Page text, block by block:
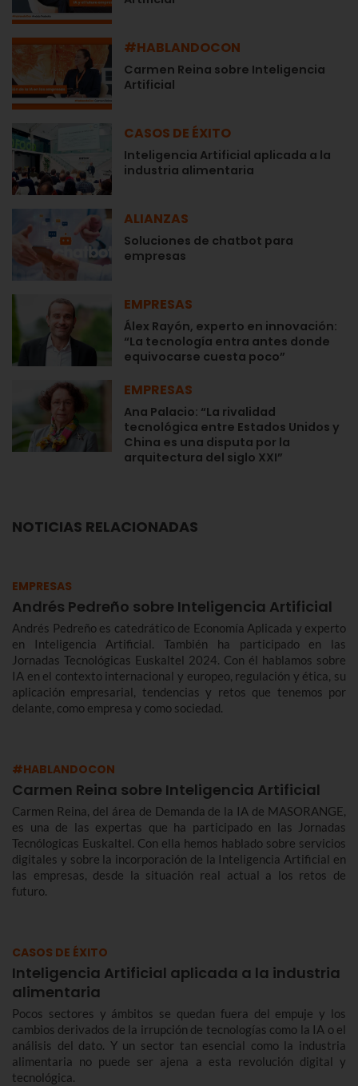
#HABLANDOCON
Carmen Reina sobre Inteligencia
Artificial
CASOS DE ÉXITO
Inteligencia Artificial aplicada a la
industria alimentaria
ALIANZAS
Soluciones de chatbot para
empresas
EMPRESAS
Álex Rayón, experto en innovación:
“La tecnología entra antes donde
equivocarse cuesta poco”
EMPRESAS
Ana Palacio: “La rivalidad
tecnológica entre Estados Unidos y
China es una disputa por la
arquitectura del siglo XXI”
NOTICIAS RELACIONADAS
EMPRESAS
Andrés Pedreño sobre Inteligencia Artificial
Andrés Pedreño es catedrático de Economía Aplicada y experto
en Inteligencia Artificial. También ha participado en las
Jornadas Tecnológicas Euskaltel 2024. Con él hablamos sobre
IA en el contexto internacional y europeo, regulación y ética, su
aplicación empresarial, tendencias y retos que tenemos por
delante, como empresa y como sociedad.
#HABLANDOCON
Carmen Reina sobre Inteligencia Artificial
Carmen Reina, del área de Demanda de la IA de MASORANGE,
es una de las expertas que ha participado en las Jornadas
Tecnólogicas Euskaltel. Con ella hemos hablado sobre servicios
digitales y sobre la incorporación de la Inteligencia Artificial en
las empresas, desde la situación real actual a los retos de
futuro.
CASOS DE ÉXITO
Inteligencia Artificial aplicada a la industria
alimentaria
Pocos sectores y ámbitos se quedan fuera del empuje y los
cambios derivados de la irrupción de tecnologías como la IA o el
análisis del dato. Y un sector tan esencial como la industria
alimentaria no puede ser ajena a esta revolución digital y
tecnológica.